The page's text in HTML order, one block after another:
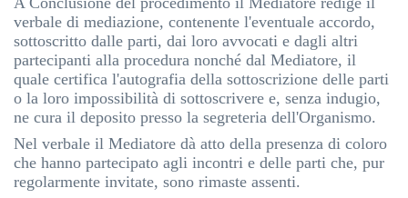
verbale di mediazione, contenente l'eventuale accordo,
sottoscritto dalle parti, dai loro avvocati e dagli altri
partecipanti alla procedura nonché dal Mediatore, il
quale certifica l'autografia della sottoscrizione delle parti
o la loro impossibilità di sottoscrivere e, senza indugio,
ne cura il deposito presso la segreteria dell'Organismo.
Nel verbale il Mediatore dà atto della presenza di coloro
che hanno partecipato agli incontri e delle parti che, pur
regolarmente invitate, sono rimaste assenti.